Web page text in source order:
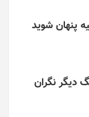
دیگر نگران